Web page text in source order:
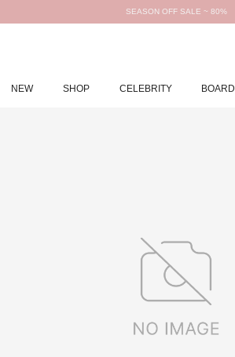
SEASON OFF SALE ~ 80%
NEW SHOP CELEBRITY BOARD